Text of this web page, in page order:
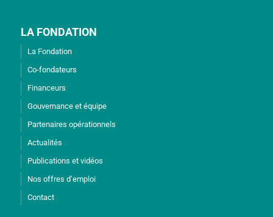
LA FONDATION
La Fondation
Co-fondateurs
Financeurs
Gouvernance et équipe
Partenaires opérationnels
Actualités
Publications et vidéos
Nos offres d’emploi
Contact